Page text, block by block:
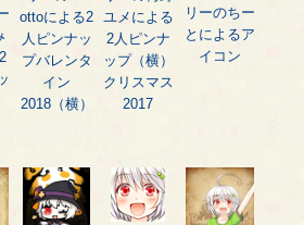
ottoによる2
人ピンナッ
プバレンタ
イン
2018（横）
ユメによる
2人ピンナ
ップ（横）
クリスマス
2017
リーのちー
とによるア
イコン